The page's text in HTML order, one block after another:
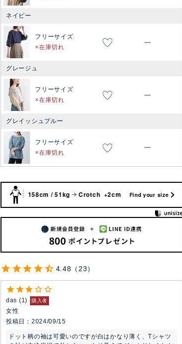
ネイビー
フリーサイズ
在庫切れ
—
グレージュ
フリーサイズ
在庫切れ
—
グレイッシュブルー
フリーサイズ
在庫切れ
—
158cm / 51kg Crotch +2cm Find your size
4.48 23
das 1 購入者
女性
投稿日
2024/09/15
ドット柄の袖は可愛いのですが白はかなり薄く、Tシャツ